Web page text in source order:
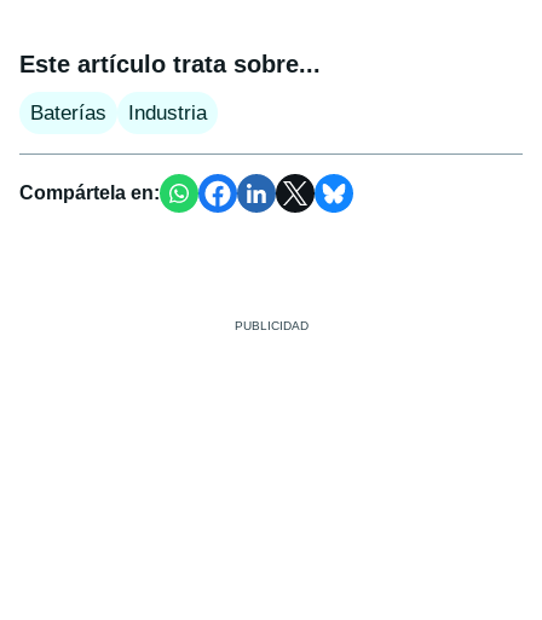
Este artículo trata sobre...
Baterías Industria
Compártela en: